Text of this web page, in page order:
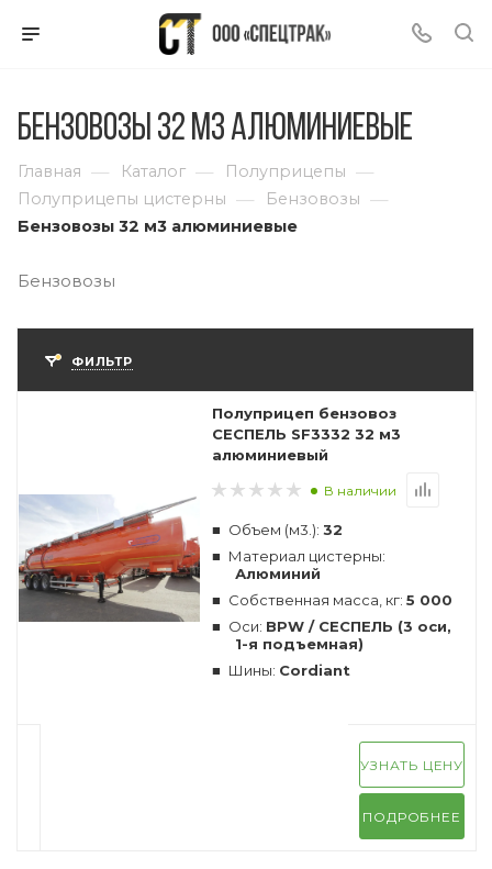
Бензовозы 32 м3 алюминиевые
Главная — Каталог — Полуприцепы —
Полуприцепы цистерны — Бензовозы —
Бензовозы 32 м3 алюминиевые
Бензовозы
ФИЛЬТР
Полуприцеп бензовоз
СЕСПЕЛЬ SF3332 32 м3
алюминиевый
В наличии
Объем (м3.): 32
Материал цистерны:
Алюминий
Собственная масса, кг: 5 000
Оси: BPW / СЕСПЕЛЬ (3 оси,
1-я подъемная)
Шины: Cordiant
УЗНАТЬ ЦЕНУ
ПОДРОБНЕЕ